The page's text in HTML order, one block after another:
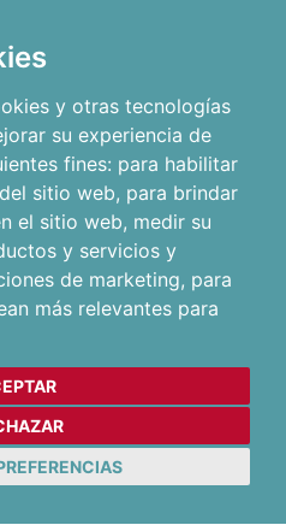
y otras tecnologías
su experiencia de
fines: para habilitar
sitio web, para brindar
el sitio web, medir su
y servicios y
de marketing, para
más relevantes para